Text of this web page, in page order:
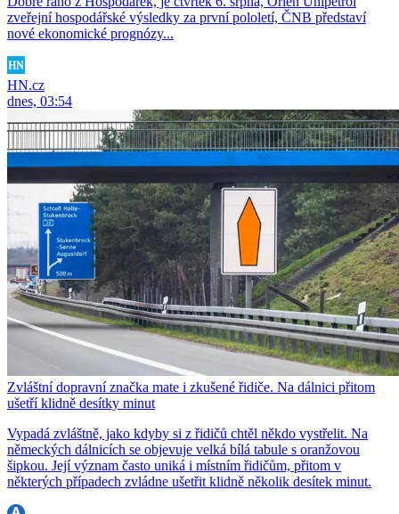
zveřejní hospodářské výsledky za první pololetí, ČNB představí
nové ekonomické prognózy...
HN.cz
dnes, 03:54
Zvláštní dopravní značka mate i zkušené řidiče. Na dálnici přitom
ušetří klidně desítky minut
Vypadá zvláštně, jako kdyby si z řidičů chtěl někdo vystřelit. Na
německých dálnicích se objevuje velká bílá tabule s oranžovou
šipkou. Její význam často uniká i místním řidičům, přitom v
některých případech zvládne ušetřit klidně několik desítek minut.